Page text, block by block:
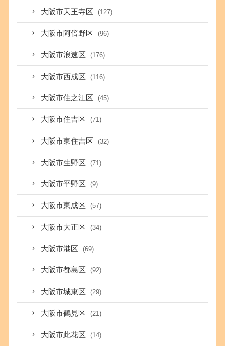
大阪市天王寺区 (127)
大阪市阿倍野区 (96)
大阪市浪速区 (176)
大阪市西成区 (116)
大阪市住之江区 (45)
大阪市住吉区 (71)
大阪市東住吉区 (32)
大阪市生野区 (71)
大阪市平野区 (9)
大阪市東成区 (57)
大阪市大正区 (34)
大阪市港区 (69)
大阪市都島区 (92)
大阪市城東区 (29)
大阪市鶴見区 (21)
大阪市此花区 (14)